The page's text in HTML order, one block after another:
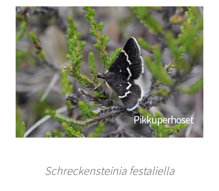
Pikkuperhoset
Schreckensteinia festaliella